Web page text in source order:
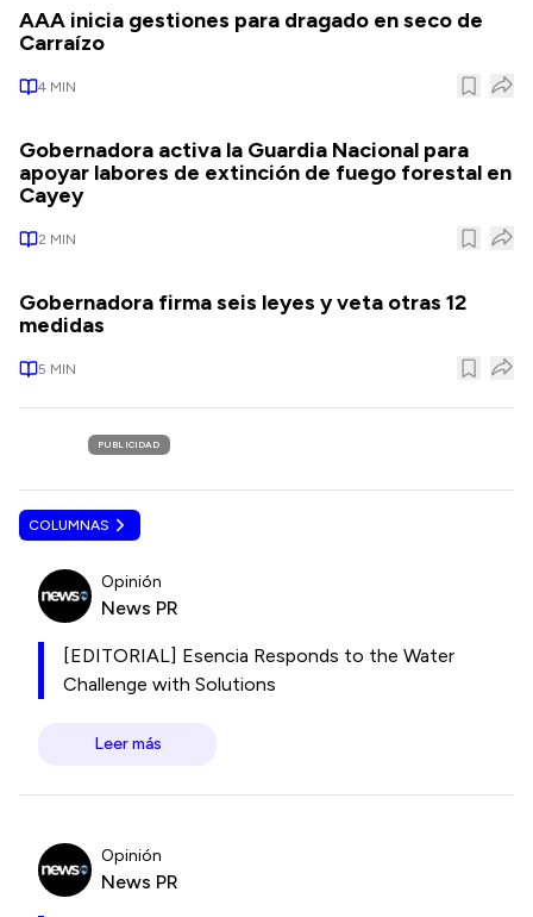
AAA inicia gestiones para dragado en seco de
Carraízo
4 MIN
Gobernadora activa la Guardia Nacional para
apoyar labores de extinción de fuego forestal en
Cayey
2 MIN
Gobernadora firma seis leyes y veta otras 12
medidas
5 MIN
PUBLICIDAD
COLUMNAS
Opinión
News PR
[EDITORIAL] Esencia Responds to the Water
Challenge with Solutions
Leer más
Opinión
News PR